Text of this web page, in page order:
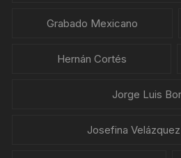
Grabado Mexicano
Hernán Cortés
Jorge Luis
Josefina